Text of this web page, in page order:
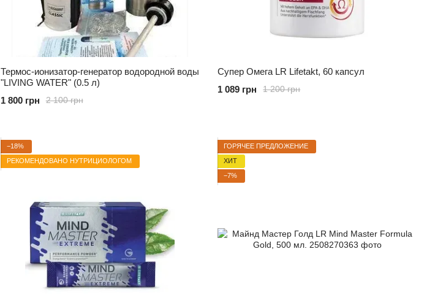
Термос-ионизатор-генератор водородной воды
"LIVING WATER" (0.5 л)
2 100 грн
1 800 грн
Супер Омега LR Lifetakt, 60 капсул
1 200 грн
1 089 грн
−18%
РЕКОМЕНДОВАНО НУТРИЦИОЛОГОМ
ГОРЯЧЕЕ ПРЕДЛОЖЕНИЕ
ХИТ
−7%